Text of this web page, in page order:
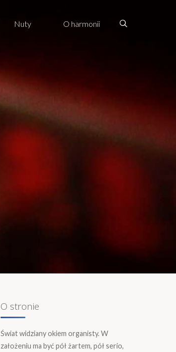
Nuty O harmonii
O stronie
Świat widziany okiem organisty. W
założeniu ma być pół żartem, pół serio,